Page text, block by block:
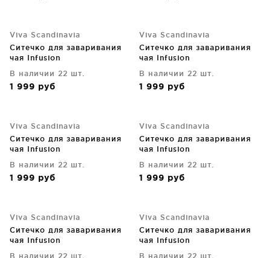
Viva Scandinavia
Ситечко для заваривания
чая Infusion
В наличии 22 шт.
1 999 руб
Viva Scandinavia
Ситечко для заваривания
чая Infusion
В наличии 22 шт.
1 999 руб
Viva Scandinavia
Ситечко для заваривания
чая Infusion
В наличии 22 шт.
1 999 руб
Viva Scandinavia
Ситечко для заваривания
чая Infusion
В наличии 22 шт.
1 999 руб
Viva Scandinavia
Ситечко для заваривания
чая Infusion
В наличии 22 шт.
Viva Scandinavia
Ситечко для заваривания
чая Infusion
В наличии 22 шт.